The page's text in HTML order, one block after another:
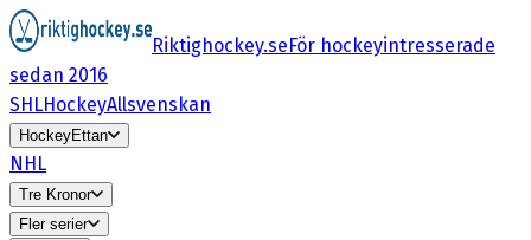
Riktighockey.seFör hockeyintresserade
sedan 2016
SHLHockeyAllsvenskan
HockeyEttan
NHL
Tre Kronor
Fler serier